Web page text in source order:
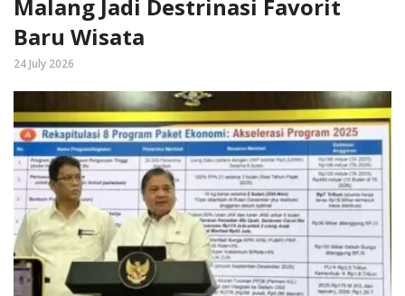
Malang Jadi Destrinasi Favorit
Baru Wisata
24 July 2026